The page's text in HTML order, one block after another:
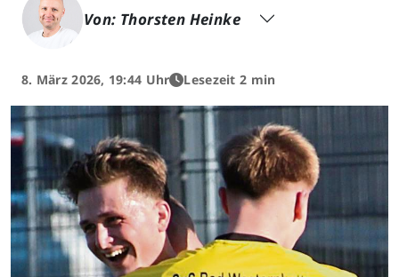
Von: Thorsten Heinke
8. März 2026, 19:44 Uhr Lesezeit 2 min